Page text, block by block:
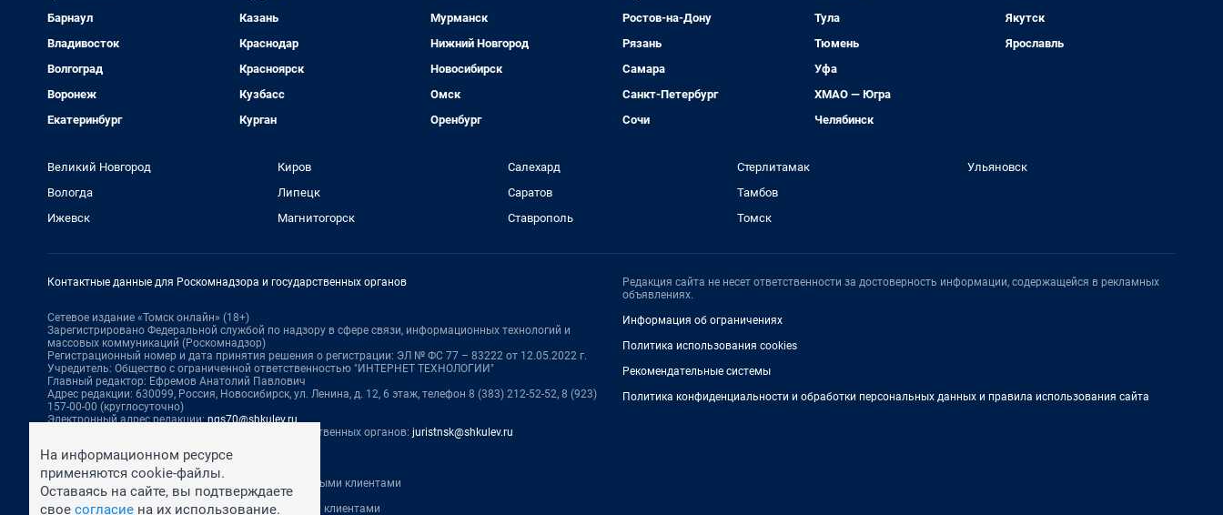
Барнаул
Владивосток
Волгоград
Воронеж
Екатеринбург
Казань
Краснодар
Красноярск
Кузбасс
Курган
Мурманск
Нижний Новгород
Новосибирск
Омск
Оренбург
Ростов-на-Дону
Рязань
Самара
Санкт-Петербург
Сочи
Тула
Тюмень
Уфа
ХМАО — Югра
Челябинск
Якутск
Ярославль
Великий Новгород
Вологда
Ижевск
Киров
Липецк
Магнитогорск
Салехард
Саратов
Ставрополь
Стерлитамак
Тамбов
Томск
Ульяновск
Контактные данные для Роскомнадзора и государственных органов
Сетевое издание «Томск онлайн» (18+)
Зарегистрировано Федеральной службой по надзору в сфере связи, информационных технологий и
массовых коммуникаций (Роскомнадзор)
Регистрационный номер и дата принятия решения о регистрации: ЭЛ № ФС 77 – 83222 от 12.05.2022 г.
Учредитель: Общество с ограниченной ответственностью "ИНТЕРНЕТ ТЕХНОЛОГИИ"
Главный редактор: Ефремов Анатолий Павлович
Адрес редакции: 630099, Россия, Новосибирск, ул. Ленина, д. 12, 6 этаж, телефон 8 (383) 212-52-52, 8 (923)
157-00-00 (круглосуточно)
Электронный адрес редакции: ngs70@shkulev.ru
Контактные данные для Роскомнадзора и государственных органов: juristnsk@shkulev.ru
По вопросам коммерческого сотрудничества:
Жапарова Жанна, менеджер по работе с федеральными клиентами
zhanna.zhaparova@shkulev.ru , моб. + 7 982 640 34 32
Ревина Мария, директор по работе с федеральными клиентами
Редакция сайта не несет ответственности за достоверность информации, содержащейся в рекламных
объявлениях.
Информация об ограничениях
Политика использования cookies
Рекомендательные системы
Политика конфиденциальности и обработки персональных данных и правила использования сайта
На информационном ресурсе
применяются cookie-файлы.
Оставаясь на сайте, вы подтверждаете
свое согласие на их использование.